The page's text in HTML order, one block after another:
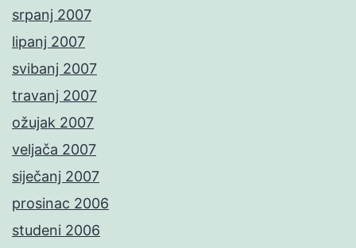
srpanj 2007
lipanj 2007
svibanj 2007
travanj 2007
ožujak 2007
veljača 2007
siječanj 2007
prosinac 2006
studeni 2006